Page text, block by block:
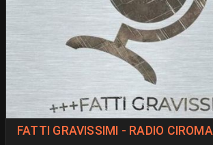
FATTI GRAVISSIMI - RADIO CIROMA